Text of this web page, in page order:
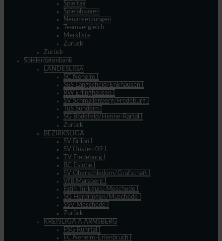
Spieltag
Spielabsagen
Neuansetzungen
Teamvergleich
Merkliste
Zurück
Zurück
Spielerdatenbank
LANDESLIGA
SC Neheim I
SuS Langscheid/Enkhausen I
RW Erlinghausen I
SV Schmallenberg/Fredeburg I
TuS Sundern I
SG Bödefeld/Henne-Rartal I
Zurück
BEZIRKSLIGA
SV Brilon I
SV Hüsten 09 I
TV Fredeburg I
BC Eslohe I
SV Oberschledorn/Grafschaft I
VfB Marsberg I
Fatih Türkgücü Meschede I
SG Herdringen/Müschede I
SSV Meschede I
Zurück
KREISLIGA A ARNSBERG
FSG Ruhrtal I
FC Neheim-Erlenbruch I